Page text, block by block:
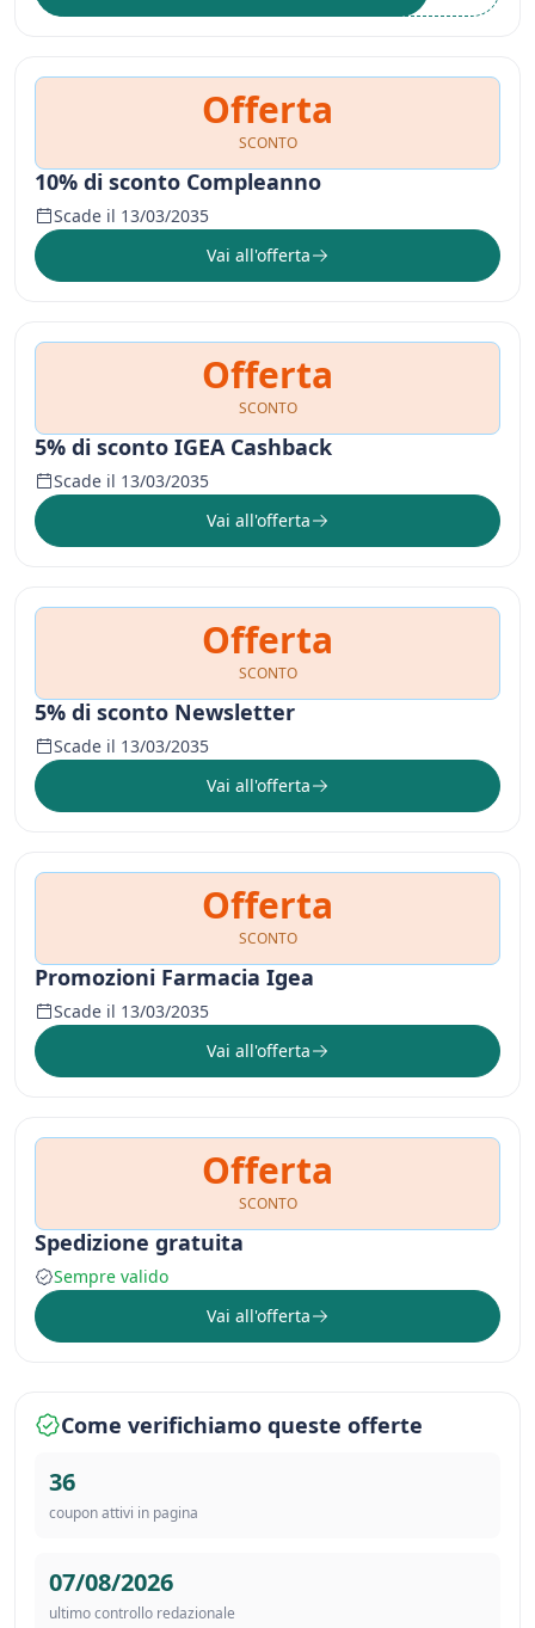
Offerta
SCONTO
10% di sconto Compleanno
Scade il 13/03/2035
Vai all'offerta
Offerta
SCONTO
5% di sconto IGEA Cashback
Scade il 13/03/2035
Vai all'offerta
Offerta
SCONTO
5% di sconto Newsletter
Scade il 13/03/2035
Vai all'offerta
Offerta
SCONTO
Promozioni Farmacia Igea
Scade il 13/03/2035
Vai all'offerta
Offerta
SCONTO
Spedizione gratuita
Sempre valido
Vai all'offerta
Come verifichiamo queste offerte
36
coupon attivi in pagina
07/08/2026
ultimo controllo redazionale